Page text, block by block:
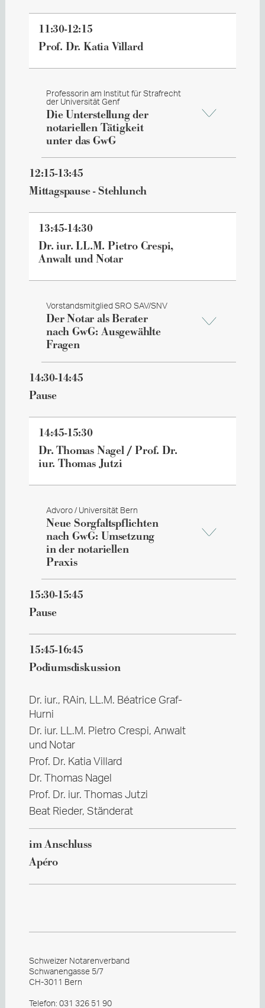
11:30-12:15
Prof. Dr. Katia Villard
Professorin am Institut für Strafrecht
der Universität Genf
Die Unterstellung der
notariellen Tätigkeit
unter das GwG
12:15-13:45
Mittagspause - Stehlunch
13:45-14:30
Dr. iur. LL.M. Pietro Crespi,
Anwalt und Notar
Vorstandsmitglied SRO SAV/SNV
Der Notar als Berater
nach GwG: Ausgewählte
Fragen
14:30-14:45
Pause
14:45-15:30
Dr. Thomas Nagel / Prof. Dr.
iur. Thomas Jutzi
Advoro / Universität Bern
Neue Sorgfaltspflichten
nach GwG: Umsetzung
in der notariellen
Praxis
15:30-15:45
Pause
15:45-16:45
Podiumsdiskussion
Dr. iur., RAin, LL.M. Béatrice Graf-
Hurni
Dr. iur. LL.M. Pietro Crespi, Anwalt
und Notar
Prof. Dr. Katia Villard
Dr. Thomas Nagel
Prof. Dr. iur. Thomas Jutzi
Beat Rieder, Ständerat
im Anschluss
Apéro
Schweizer Notarenverband
Schwanengasse 5/7
CH-3011 Bern
Telefon: 031 326 51 90